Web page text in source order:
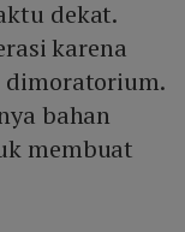
dekat.
karena
dimoratorium.
bahan
membuat